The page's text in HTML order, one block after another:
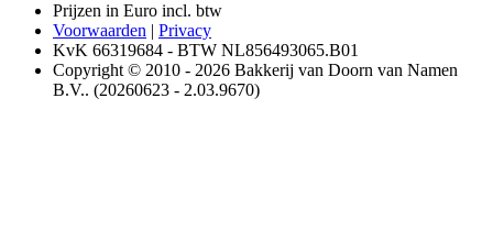
Prijzen in Euro incl. btw
Voorwaarden | Privacy
KvK 66319684 - BTW NL856493065.B01
Copyright © 2010 - 2026 Bakkerij van Doorn van Namen
B.V.. (20260623 - 2.03.9670)